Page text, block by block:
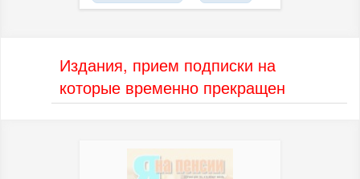
Издания, прием подписки на
которые временно прекращен